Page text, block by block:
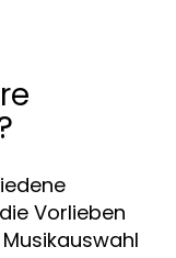
Vorlieben